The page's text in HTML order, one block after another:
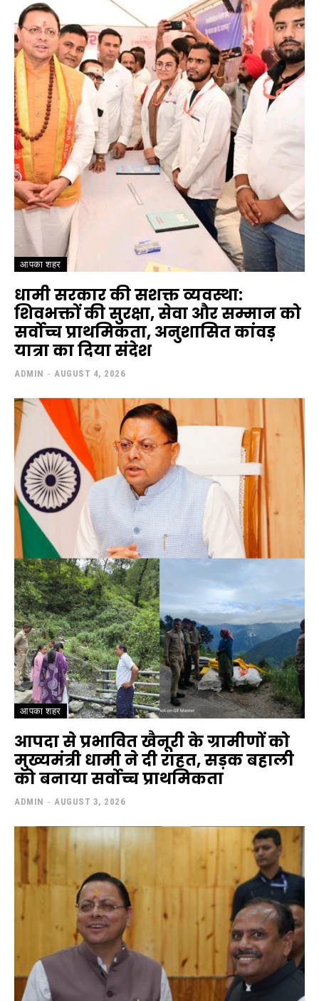
आपका शहर
धामी सरकार की सशक्त व्यवस्था:
शिवभक्तों की सुरक्षा, सेवा और सम्मान को
सर्वोच्च प्राथमिकता, अनुशासित कांवड़
यात्रा का दिया संदेश
ADMIN - AUGUST 4, 2026
आपका शहर
आपदा से प्रभावित खैनूरी के ग्रामीणों को
मुख्यमंत्री धामी ने दी राहत, सड़क बहाली
को बनाया सर्वोच्च प्राथमिकता
ADMIN - AUGUST 3, 2026